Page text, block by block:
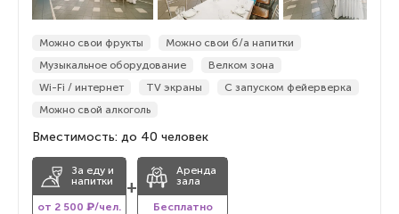
Можно свои фрукты
Можно свои б/а напитки
Музыкальное оборудование
Велком зона
Wi-Fi / интернет
TV экраны
С запуском фейерверка
Можно свой алкоголь
Вместимость: до 40 человек
За еду и
напитки
от 2 500 ₽/чел.
+
Аренда
зала
Бесплатно